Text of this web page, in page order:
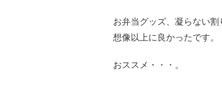
お弁当グッズ、凝らない
想像以上に良かったです。
おススメ・・・。